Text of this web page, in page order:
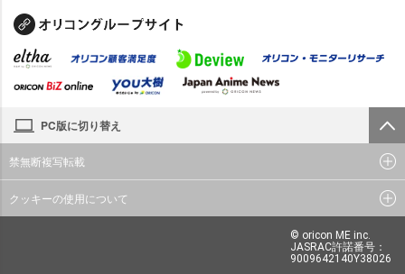
PC版に切り替え
禁無断複写転載
クッキーの使用について
© oricon ME inc.
JASRAC許諾番号：
9009642140Y38026